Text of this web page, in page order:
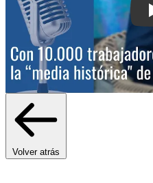
Volver atrás